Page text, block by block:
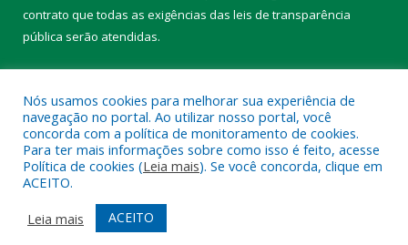
contrato que todas as exigências das leis de transparência
pública serão atendidas.
Todos os direitos reservados a Prefeitura Municipal de Chaves.
Mapa do Site
Acessar Área Administrativa
Acessar Webmail
Nós usamos cookies para melhorar sua experiência de
navegação no portal. Ao utilizar nosso portal, você
concorda com a política de monitoramento de cookies.
Para ter mais informações sobre como isso é feito, acesse
Política de cookies (Leia mais). Se você concorda, clique em
ACEITO.
Leia mais
ACEITO